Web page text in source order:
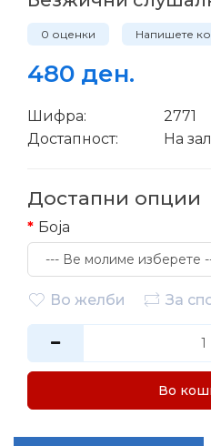
0 оценки Напишете
480 ден.
Шифра:
2771
Достапност:
На
Достапни опции
Боја
Во желби За
Во